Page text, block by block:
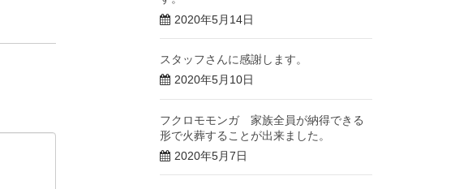
2020年5月14日
スタッフさんに感謝します。
2020年5月10日
フクロモモンガ 家族全員が納得できる
形で火葬することが出来ました。
2020年5月7日